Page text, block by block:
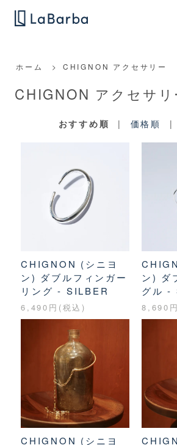
ホーム > CHIGNON アクセサリー
CHIGNON アクセサリ
おすすめ順 | 価格順 |
CHIGNON (シニヨ
ン) ダブルフィンガー
リング - SILBER
6,490円(税込)
ン) ダ
グル -
8,690
CHIGNON (シニヨ